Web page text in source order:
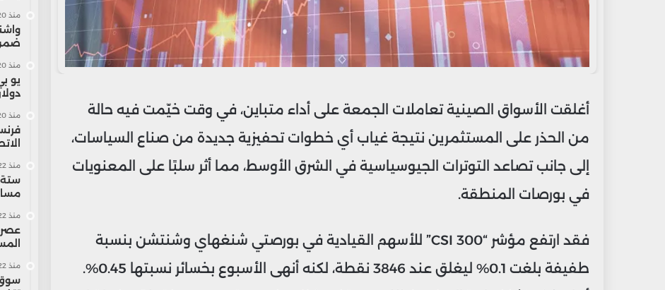
أغلقت الأسواق الصينية تعاملات الجمعة على أداء متباين، في وقت خيّمت فيه حالة
من الحذر على المستثمرين نتيجة غياب أي خطوات تحفيزية جديدة من صناع السياسات،
إلى جانب تصاعد التوترات الجيوسياسية في الشرق الأوسط، مما أثر سلبًا على المعنويات
في بورصات المنطقة.
فقد ارتفع مؤشر “CSI 300” للأسهم القيادية في بورصتي شنغهاي وشنتشن بنسبة
طفيفة بلغت 0.1% ليغلق عند 3846 نقطة، لكنه أنهى الأسبوع بخسائر نسبتها 0.45%.
منذ 20 ساعة
ضمن
منذ 20 ساعة
دولار
منذ 20 ساعة
منذ 22 ساعة
ستة
منذ 22 ساعة
عصر
منذ 22 ساعة
سوق